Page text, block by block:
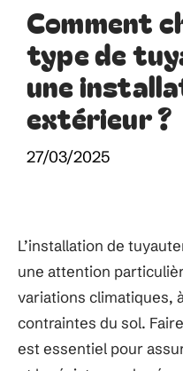
Comment
type de
une
extérieur ?
27/03/2025
L’installation de
une attention
variations climatiques,
contraintes du sol.
est essentiel pour